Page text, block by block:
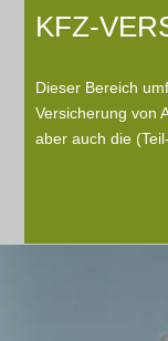
KFZ-
Dieser Bereich
Versicherung von
aber auch die